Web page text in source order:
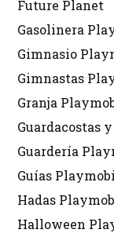
Future Planet
Gasolinera
Gimnasio
Gimnastas
Granja
Guardacostas
Guardería
Guías
Hadas
Halloween